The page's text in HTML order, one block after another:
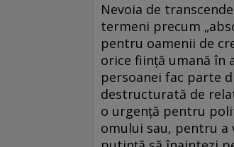
Nevoia de
termeni precum
pentru oamenii de
orice fiinţă umană în
persoanei fac parte
destructurată de
o urgenţă pentru
omului sau, pentru a